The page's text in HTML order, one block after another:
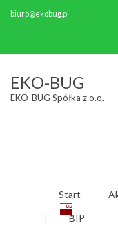
Odwróć kolory
Niskie nasycenie
biuro@ekobug.pl
EKO-BUG
EKO-BUG Spółka z o.o.
Start
BIP